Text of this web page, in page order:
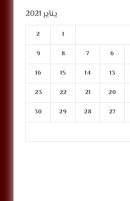
يناير 2021
1
2
6
7
8
9
13
14
15
16
20
21
22
23
27
28
29
30